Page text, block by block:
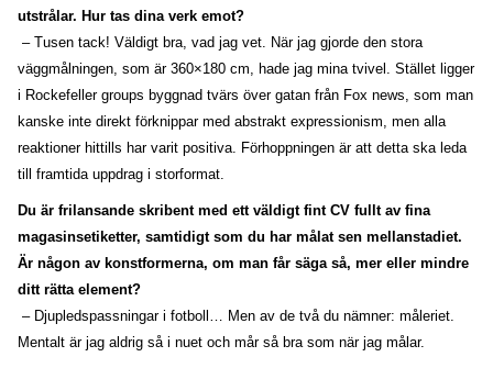
utstrålar. Hur tas dina verk emot?
– Tusen tack! Väldigt bra, vad jag vet. När jag gjorde den stora
väggmålningen, som är 360×180 cm, hade jag mina tvivel. Stället ligger
i Rockefeller groups byggnad tvärs över gatan från Fox news, som man
kanske inte direkt förknippar med abstrakt expressionism, men alla
reaktioner hittills har varit positiva. Förhoppningen är att detta ska leda
till framtida uppdrag i storformat.
Du är frilansande skribent med ett väldigt fint CV fullt av fina
magasinsetiketter, samtidigt som du har målat sen mellanstadiet.
Är någon av konstformerna, om man får säga så, mer eller mindre
ditt rätta element?
– Djupledspassningar i fotboll… Men av de två du nämner: måleriet.
Mentalt är jag aldrig så i nuet och mår så bra som när jag målar.